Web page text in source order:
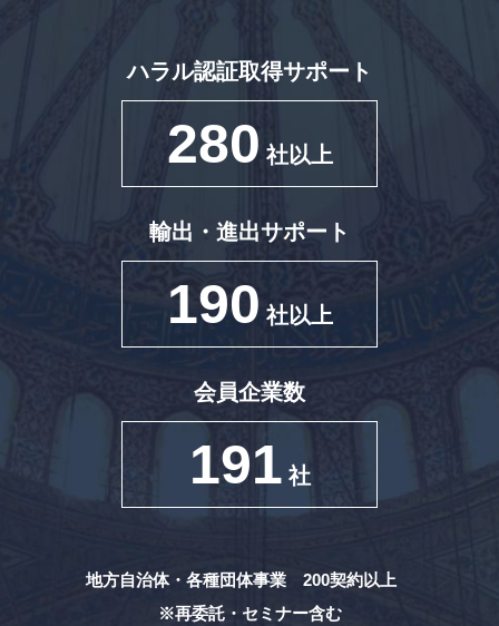
ハラル認証取得サポート
280 社以上
輸出・進出サポート
190 社以上
会員企業数
191 社
地方自治体・各種団体事業 200契約以上
※再委託・セミナー含む